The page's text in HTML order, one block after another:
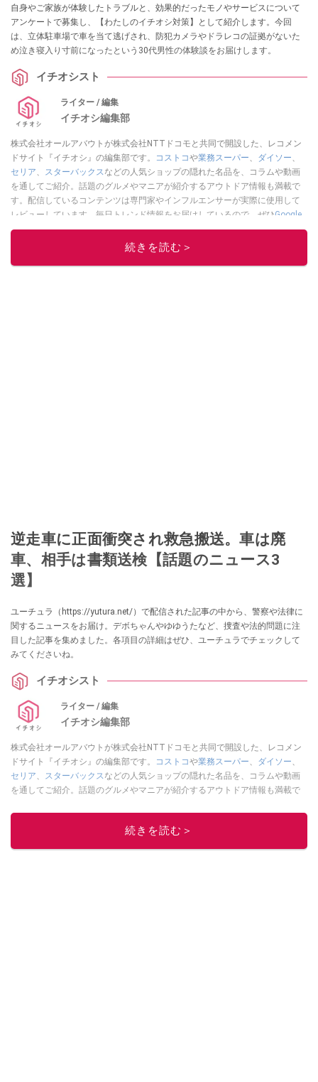
自身やご家族が体験したトラブルと、効果的だったモノやサービスについて
アンケートで募集し、【わたしのイチオシ対策】として紹介します。今回
は、立体駐車場で車を当て逃げされ、防犯カメラやドラレコの証拠がないた
め泣き寝入り寸前になったという30代男性の体験談をお届けします。
イチオシスト
ライター / 編集
イチオシ編集部
株式会社オールアバウトが株式会社NTTドコモと共同で開設した、レコメン
ドサイト『イチオシ』の編集部です。
コストコや業務スーパー、 ダイソー、
セリア、 スターバックスなどの人気ショップの隠れた名品を、コラムや動画
を通してご紹介。話題のグルメやマニアが紹介するアウトドア情報も満載で
す。配信しているコンテンツは専門家やインフルエンサーが実際に使用して
レビューしています。毎日トレンド情報をお届けしているので、ぜひGoogle
ニュースでフォローしてください！
このイチオシストの他の記事を読む
続きを読む＞
逆走車に正面衝突され救急搬送。車は廃
車、相手は書類送検【話題のニュース3
選】
ユーチュラ（https://yutura.net/）で配信された記事の中から、警察や法律に
関するニュースをお届け。デボちゃんやゆゆうたなど、捜査や法的問題に注
目した記事を集めました。各項目の詳細はぜひ、ユーチュラでチェックして
みてくださいね。
イチオシスト
ライター / 編集
イチオシ編集部
株式会社オールアバウトが株式会社NTTドコモと共同で開設した、レコメン
ドサイト『イチオシ』の編集部です。
コストコや業務スーパー、 ダイソー、
セリア、 スターバックスなどの人気ショップの隠れた名品を、コラムや動画
を通してご紹介。話題のグルメやマニアが紹介するアウトドア情報も満載で
レビューしています。毎日トレンド情報をお届けしているので、ぜひ
してください！続きを読む＞